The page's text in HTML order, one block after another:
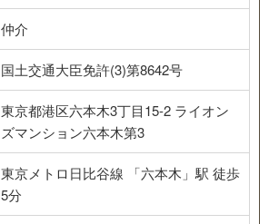
仲介
国土交通大臣免許(3)第8642号
東京都港区六本木3丁目15-2 ライオン
ズマンション六本木第3
東京メトロ日比谷線 「六本木」駅 徒歩
5分